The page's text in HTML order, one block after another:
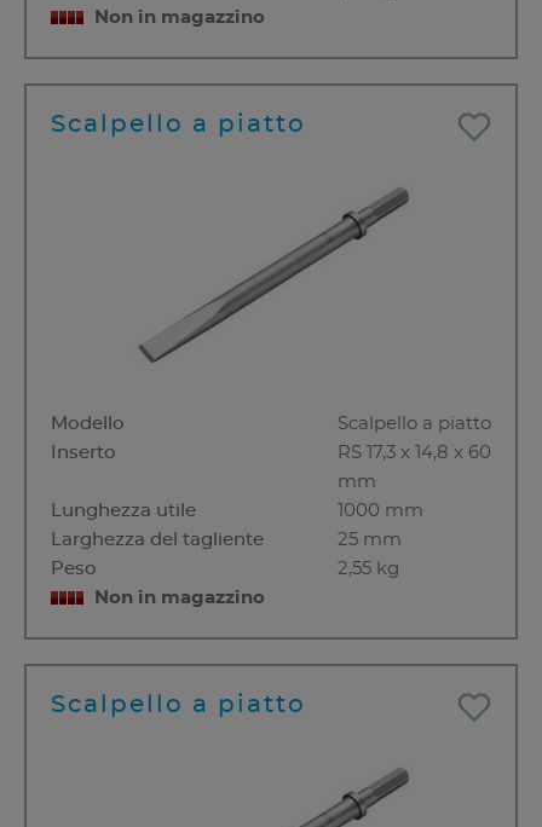
Non in magazzino
Scalpello a piatto
Modello
Scalpello a piatto
Inserto
RS 17,3 x 14,8 x 60
mm
Lunghezza utile
1000 mm
Larghezza del tagliente
25 mm
Peso
2,55 kg
Non in magazzino
Scalpello a piatto